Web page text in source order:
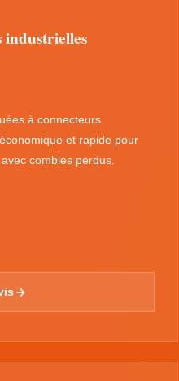
industrielles
à connecteurs
et rapide pour
combles perdus.